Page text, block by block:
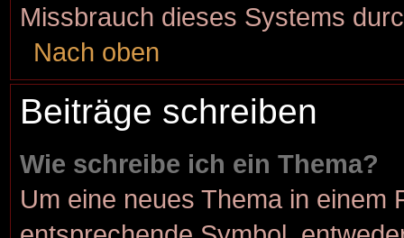
Missbrauch dieses Systems
Nach oben
Beiträge schreiben
Wie schreibe ich ein Thema?
Um eine neues Thema in einem